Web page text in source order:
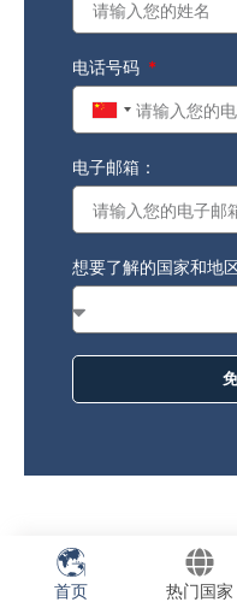
电话号码
China
电子邮箱：
想要了解的国家和地
首页 热门国家